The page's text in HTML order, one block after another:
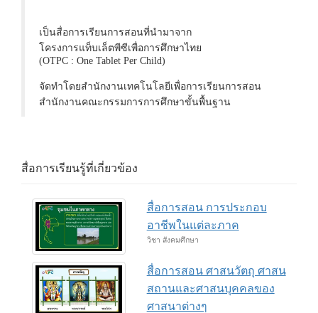
เป็นสื่อการเรียนการสอนที่นำมาจาก
โครงการแท็บเล็ตพีซีเพื่อการศึกษาไทย
(OTPC : One Tablet Per Child)
จัดทำโดยสำนักงานเทคโนโลยีเพื่อการเรียนการสอน
สำนักงานคณะกรรมการการศึกษาขั้นพื้นฐาน
สื่อการเรียนรู้ที่เกี่ยวข้อง
สื่อการสอน การประกอบ
อาชีพในแต่ละภาค
วิชา สังคมศึกษา
สื่อการสอน ศาสนวัตถุ ศาสน
สถานและศาสนบุคคลของ
ศาสนาต่างๆ